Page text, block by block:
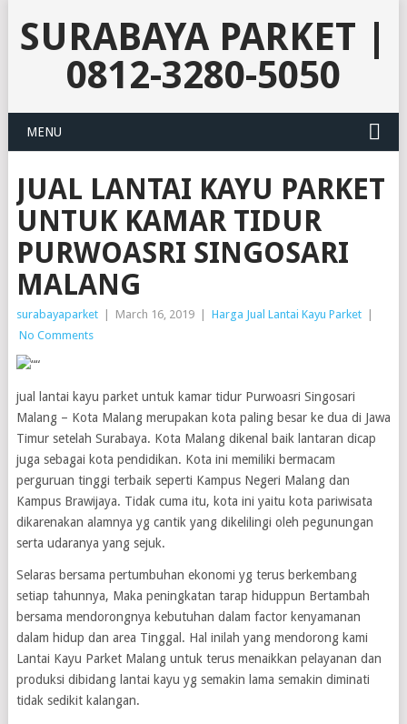
SURABAYA PARKET |
0812-3280-5050
MENU
JUAL LANTAI KAYU PARKET
UNTUK KAMAR TIDUR
PURWOASRI SINGOSARI
MALANG
surabayaparket March 16, 2019 Harga Jual Lantai Kayu Parket
No Comments
jual lantai kayu parket untuk kamar tidur Purwoasri Singosari
Malang – Kota Malang merupakan kota paling besar ke dua di Jawa
Timur setelah Surabaya. Kota Malang dikenal baik lantaran dicap
juga sebagai kota pendidikan. Kota ini memiliki bermacam
perguruan tinggi terbaik seperti Kampus Negeri Malang dan
Kampus Brawijaya. Tidak cuma itu, kota ini yaitu kota pariwisata
dikarenakan alamnya yg cantik yang dikelilingi oleh pegunungan
serta udaranya yang sejuk.
Selaras bersama pertumbuhan ekonomi yg terus berkembang
setiap tahunnya, Maka peningkatan tarap hiduppun Bertambah
bersama mendorongnya kebutuhan dalam factor kenyamanan
dalam hidup dan area Tinggal. Hal inilah yang mendorong kami
Lantai Kayu Parket Malang untuk terus menaikkan pelayanan dan
produksi dibidang lantai kayu yg semakin lama semakin diminati
tidak sedikit kalangan.